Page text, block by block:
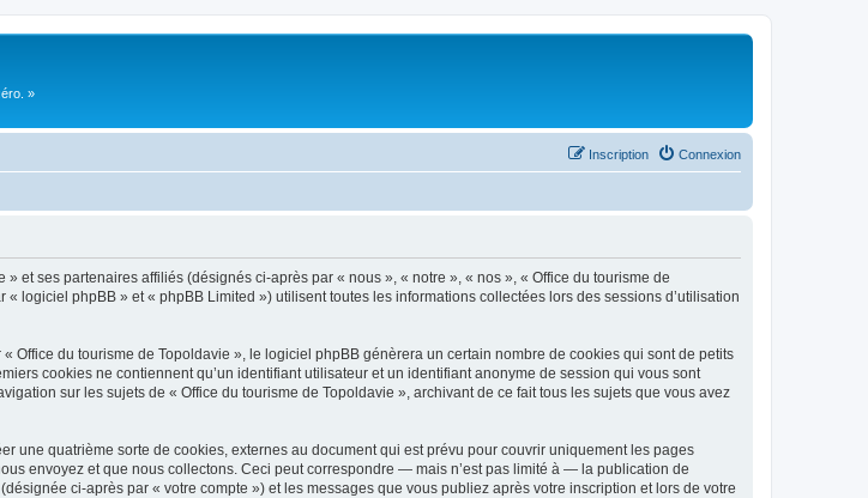
»
Connexion
Inscription
et ses partenaires affiliés (désignés ci-après par « nous », « notre », « nos », « Office du tourisme de
logiciel phpBB » et « phpBB Limited ») utilisent toutes les informations collectées lors des sessions d’utilisation
Office du tourisme de Topoldavie », le logiciel phpBB génèrera un certain nombre de cookies qui sont de petits
cookies ne contiennent qu’un identifiant utilisateur et un identifiant anonyme de session qui vous sont
sur les sujets de « Office du tourisme de Topoldavie », archivant de ce fait tous les sujets que vous avez
une quatrième sorte de cookies, externes au document qui est prévu pour couvrir uniquement les pages
envoyez et que nous collectons. Ceci peut correspondre — mais n’est pas limité à — la publication de
ci-après par « votre compte ») et les messages que vous publiez après votre inscription et lors de votre